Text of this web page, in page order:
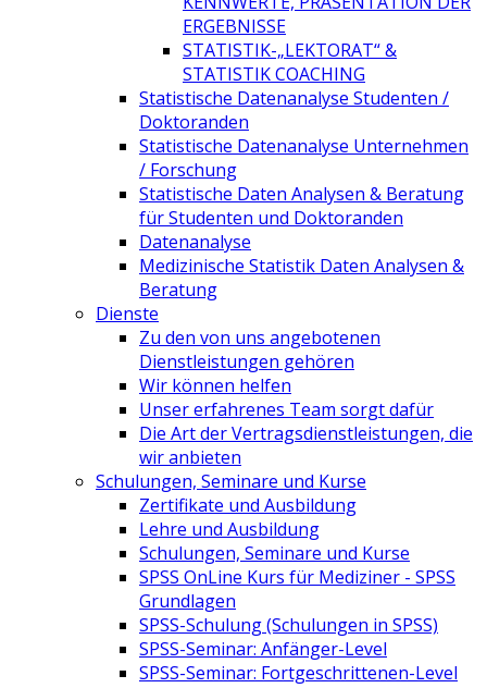
ERGEBNISSE
STATISTIK-„LEKTORAT“ &
STATISTIK COACHING
Statistische Datenanalyse Studenten /
Doktoranden
Statistische Datenanalyse Unternehmen
/ Forschung
Statistische Daten Analysen & Beratung
für Studenten und Doktoranden
Datenanalyse
Medizinische Statistik Daten Analysen &
Beratung
Dienste
Zu den von uns angebotenen
Dienstleistungen gehören
Wir können helfen
Unser erfahrenes Team sorgt dafür
Die Art der Vertragsdienstleistungen, die
wir anbieten
Schulungen, Seminare und Kurse
Zertifikate und Ausbildung
Lehre und Ausbildung
Schulungen, Seminare und Kurse
SPSS OnLine Kurs für Mediziner - SPSS
Grundlagen
SPSS-Schulung (Schulungen in SPSS)
SPSS-Seminar: Anfänger-Level
SPSS-Seminar: Fortgeschrittenen-Level